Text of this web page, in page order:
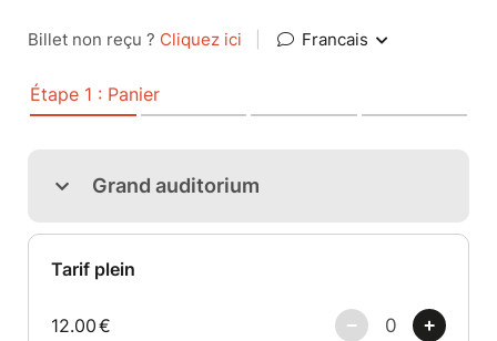
Billet non reçu ? Cliquez ici Francais
Étape 1 : Panier
Grand auditorium
Tarif plein
12.00€